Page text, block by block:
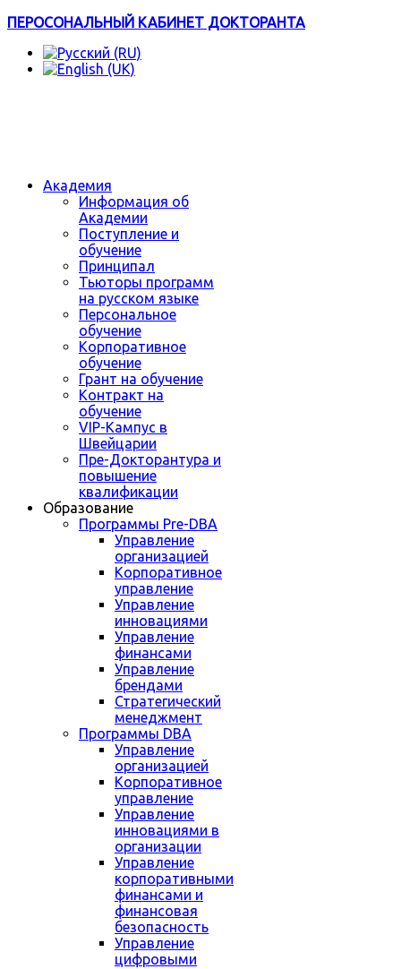
ПЕРОСОНАЛЬНЫЙ КАБИНЕТ ДОКТОРАНТА
Академия
Информация об
Академии
Поступление и
обучение
Принципал
Тьюторы программ
на русском языке
Персональное
обучение
Корпоративное
обучение
Грант на обучение
Контракт на
обучение
VIP-Кампус в
Швейцарии
Пре-Докторантура и
повышение
квалификации
Образование
Программы Pre-DBA
Управление
организацией
Корпоративное
управление
Управление
инновациями
Управление
финансами
Управление
брендами
Стратегический
менеджмент
Программы DBA
Управление
организацией
Корпоративное
управление
Управление
инновациями в
организации
Управление
корпоративными
финансами и
финансовая
безопасность
Управление
цифровыми